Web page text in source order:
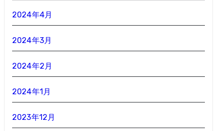
2024年4月
2024年3月
2024年2月
2024年1月
2023年12月